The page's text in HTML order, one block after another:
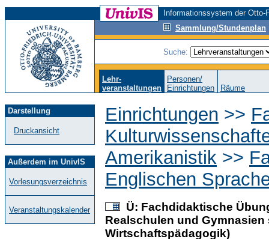
Informationssystem der
Sammlung/Stundenplan
Suche:
Lehr-
veranstaltungen
Personen/
Einrichtungen
Räume
Darstellung
Druckansicht
Außerdem im UnivIS
Vorlesungsverzeichnis
Veranstaltungskalender
Einrichtungen >>
Amerikanistik >>
Englischen
Ü: Fachdidaktische
Realschulen und
Wirtschaftspädagogik)